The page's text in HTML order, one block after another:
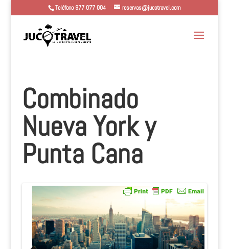
Teléfono 977 077 004 reservas@jucotravel.com
Combinado
Nueva York y
Punta Cana